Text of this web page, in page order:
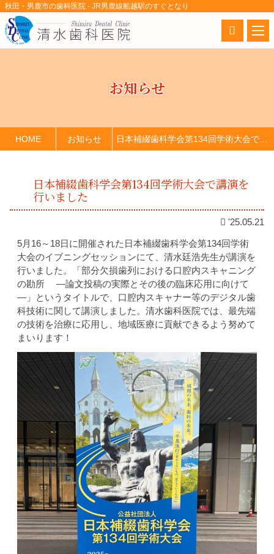
秋田・男鹿市の歯科医院 - JR男鹿線船越駅のすぐとなり
お知らせ
HOME お知らせ 日本補綴歯科学会第134回学術大会で講演を行いました
日本補綴歯科学会第134回学術大会で講演を
行いました
'25.05.21
5月16～18日に開催された日本補綴歯科学会第134回学術
大会のイブニングセッションにて、清水廷浩先生が講演を
行いました。「部分欠損歯列における口腔内スキャニング
の勘所 ―論文投稿の実際とその後の臨床応用に向けて
―」というタイトルで、口腔内スキャナー等のデジタル歯
科技術に関して講演しました。清水歯科医院では、最先端
の技術を治療に応用し、地域医療に貢献できるよう努めて
まいります！